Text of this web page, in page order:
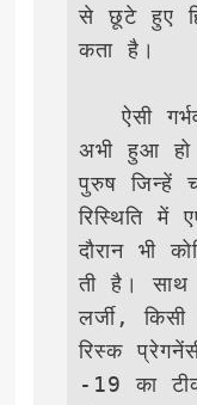
से छूटे हुए
कता है।
   ऐसी गर्भवती महिलाएं जिनका प्रसव
अभी हुआ हो
पुरुष जिन्हें
रिस्थिति में
दौरान भी
ती है। साथ
लर्जी,
रिस्क
-19 का